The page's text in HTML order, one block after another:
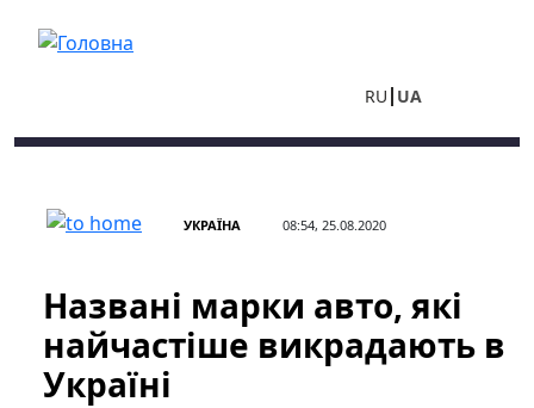
RU UA
УКРАЇНА 08:54, 25.08.2020
Названі марки авто, які
найчастіше викрадають в
Україні